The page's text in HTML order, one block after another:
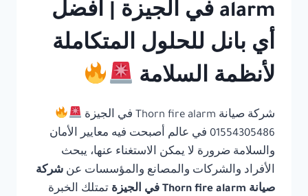
alarm في الجيزة | أفضل
أي بانل للحلول المتكاملة
لأنظمة السلامة
شركة صيانة Thorn fire alarm في الجيزة
01554305486 في عالم أصبحت فيه معايير الأمان
والسلامة ضرورة لا يمكن الاستغناء عنها، يبحث
الأفراد والشركات والمصانع والمؤسسات عن شركة
صيانة Thorn fire alarm في الجيزة
تمتلك الخبرة